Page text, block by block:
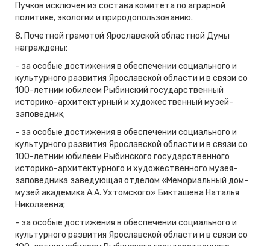
Пучков исключен из состава комитета по аграрной
политике, экологии и природопользованию.
8. Почетной грамотой Ярославской областной Думы
награждены:
- за особые достижения в обеспечении социального и
культурного развития Ярославской области и в связи со
100-летним юбилеем Рыбинский государственный
историко-архитектурный и художественный музей-
заповедник;
- за особые достижения в обеспечении социального и
культурного развития Ярославской области и в связи со
100-летним юбилеем Рыбинского государственного
историко-архитектурного и художественного музея-
заповедника заведующая отделом «Мемориальный дом-
музей академика А.А. Ухтомского» Бикташева Наталья
Николаевна;
- за особые достижения в обеспечении социального и
культурного развития Ярославской области и в связи со